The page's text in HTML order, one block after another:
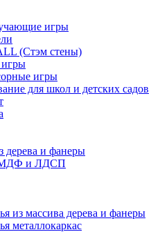
игры
(Cтэм стены)
игры
для школ и детских садов
дерева и фанеры
МДФ и ЛДСП
из массива дерева и фанеры
металлокаркас